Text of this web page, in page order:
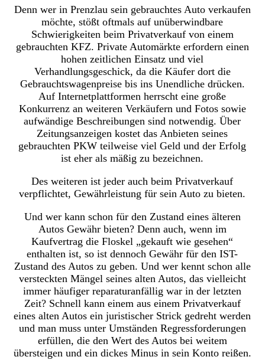
Denn wer in Prenzlau sein gebrauchtes Auto verkaufen
möchte, stößt oftmals auf unüberwindbare
Schwierigkeiten beim Privatverkauf von einem
gebrauchten KFZ. Private Automärkte erfordern einen
hohen zeitlichen Einsatz und viel
Verhandlungsgeschick, da die Käufer dort die
Gebrauchtswagenpreise bis ins Unendliche drücken.
Auf Internetplattformen herrscht eine große
Konkurrenz an weiteren Verkäufern und Fotos sowie
aufwändige Beschreibungen sind notwendig. Über
Zeitungsanzeigen kostet das Anbieten seines
gebrauchten PKW teilweise viel Geld und der Erfolg
ist eher als mäßig zu bezeichnen.
Des weiteren ist jeder auch beim Privatverkauf
verpflichtet, Gewährleistung für sein Auto zu bieten.
Und wer kann schon für den Zustand eines älteren
Autos Gewähr bieten? Denn auch, wenn im
Kaufvertrag die Floskel „gekauft wie gesehen“
enthalten ist, so ist dennoch Gewähr für den IST-
Zustand des Autos zu geben. Und wer kennt schon alle
versteckten Mängel seines alten Autos, das vielleicht
immer häufiger reparaturanfällig war in der letzten
Zeit? Schnell kann einem aus einem Privatverkauf
eines alten Autos ein juristischer Strick gedreht werden
und man muss unter Umständen Regressforderungen
erfüllen, die den Wert des Autos bei weitem
übersteigen und ein dickes Minus in sein Konto reißen.